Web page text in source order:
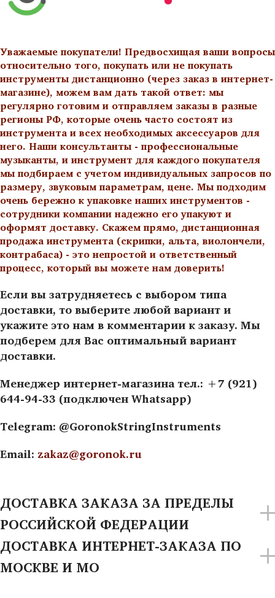
Уважаемые покупатели! Предвосхищая ваши вопросы
относительно того, покупать или не покупать
инструменты дистанционно (через заказ в интернет-
магазине), можем вам дать такой ответ: мы
регулярно готовим и отправляем заказы в разные
регионы РФ, которые очень часто состоят из
инструмента и всех необходимых аксессуаров для
него. Наши консультанты - профессиональные
музыканты, и инструмент для каждого покупателя
мы подбираем с учетом индивидуальных запросов по
размеру, звуковым параметрам, цене. Мы подходим
очень бережно к упаковке наших инструментов -
сотрудники компании надежно его упакуют и
оформят доставку. Скажем прямо, дистанционная
продажа инструмента (скрипки, альта, виолончели,
контрабаса) - это непростой и ответственный
процесс, который вы можете нам доверить!
Если вы затрудняетесь с выбором типа
доставки, то выберите любой вариант и
укажите это нам в комментарии к заказу. Мы
подберем для Вас оптимальный вариант
доставки.
Менеджер интернет-магазина тел.: +7 (921)
644-94-33 (подключен Whatsapp)
Telegram: @GoronokStringInstruments
Email: zakaz@goronok.ru
ДОСТАВКА ЗАКАЗА ЗА ПРЕДЕЛЫ
РОССИЙСКОЙ ФЕДЕРАЦИИ
ДОСТАВКА ИНТЕРНЕТ-ЗАКАЗА ПО
МОСКВЕ И МО